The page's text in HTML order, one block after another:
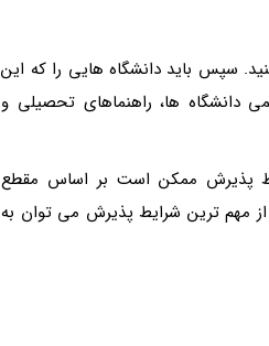
سپس باید دانشگاه هایی را که این
دانشگاه ها، راهنماهای تحصیلی و
پذیرش ممکن است بر اساس مقطع
مهم ترین شرایط پذیرش می توان به